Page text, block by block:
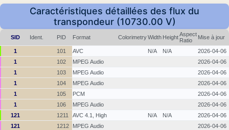
Caractéristiques détaillées des flux du
transpondeur (10730.00 V)
SID Ident. PID Format ColorimetryWidth HeightAspect
Ratio
Mise à jour
1 101 AVC N/A N/A
2026-04-06
1
102 MPEG Audio
2026-04-06
1
103 MPEG Audio
2026-04-06
1
104 MPEG Audio
2026-04-06
1
105 PCM
2026-04-06
1
106 MPEG Audio
2026-04-06
121
1211 AVC 4.1, High N/A N/A
2026-04-06
121
1212 MPEG Audio
2026-04-06